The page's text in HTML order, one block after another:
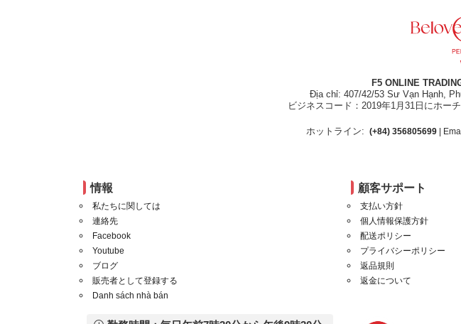
F5 ONLINE
Địa chỉ: 407/42/53 Sư Vạn Hạnh,
ビジネスコード：2019年1月31日にホー
ホットライン: (+84) 356805699|
情報
私たちに関しては
連絡先
Facebook
Youtube
ブログ
販売者として登録する
Danh sách nhà bán
顧客サポート
支払い方針
個人情報保護方針
配送ポリシー
プライバシーポリシー
返品規則
返金について